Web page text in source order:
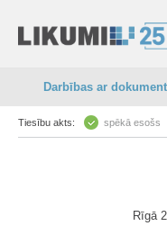
Darbības ar
Tiesību akts: spēkā esošs
Rīgā